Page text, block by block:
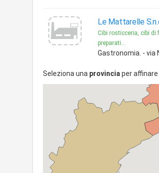
Le Mattarelle
Cibi rosticceria, cibi di
preparati...
Gastronomia. - via
Seleziona una provincia per